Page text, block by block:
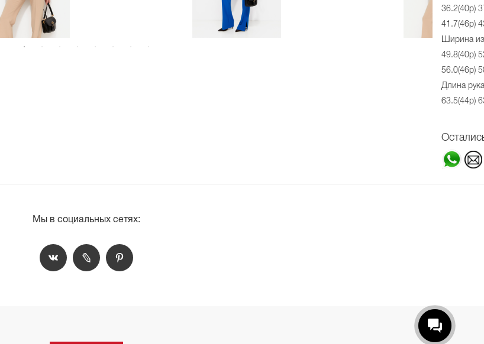
36.2(40р)
41.7(46р)
Ширина
49.8(40р)
56.0(46р)
Длина
63.5(44р)
Мы в социальных сетях: